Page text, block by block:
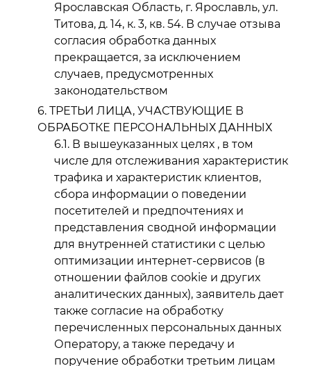
Ярославская Область, г. Ярославль, ул.
Титова, д. 14, к. 3, кв. 54. В случае отзыва
согласия обработка данных
прекращается, за исключением
случаев, предусмотренных
законодательством
ТРЕТЬИ ЛИЦА, УЧАСТВУЮЩИЕ В
ОБРАБОТКЕ ПЕРСОНАЛЬНЫХ ДАННЫХ
В вышеуказанных целях , в том
числе для отслеживания характеристик
трафика и характеристик клиентов,
сбора информации о поведении
посетителей и предпочтениях и
представления сводной информации
для внутренней статистики с целью
оптимизации интернет-сервисов (в
отношении файлов cookie и других
аналитических данных), заявитель дает
также согласие на обработку
перечисленных персональных данных
Оператору, а также передачу и
поручение обработки третьим лицам